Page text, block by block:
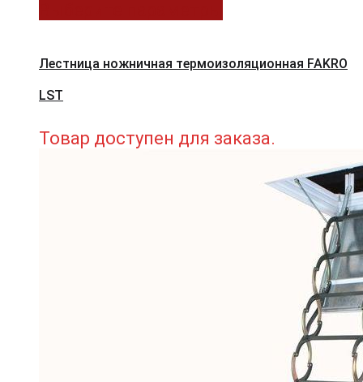
Лестница ножничная термоизоляционная FAKRO
LST
Товар доступен для заказа.